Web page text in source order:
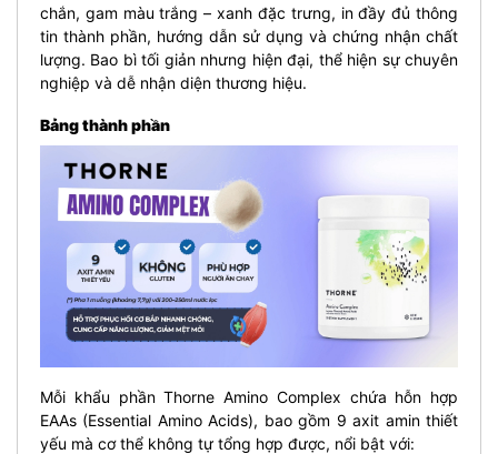
chắn, gam màu trắng – xanh đặc trưng, in đầy đủ thông
tin thành phần, hướng dẫn sử dụng và chứng nhận chất
lượng. Bao bì tối giản nhưng hiện đại, thể hiện sự chuyên
nghiệp và dễ nhận diện thương hiệu.
Bảng thành phần
Mỗi khẩu phần Thorne Amino Complex chứa hỗn hợp
EAAs (Essential Amino Acids), bao gồm 9 axit amin thiết
yếu mà cơ thể không tự tổng hợp được, nổi bật với: